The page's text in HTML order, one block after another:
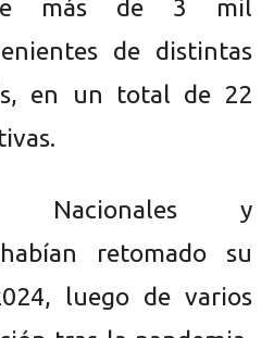
de más de 3 mil
de distintas
en un total de 22
Nacionales y
retomado su
luego de varios